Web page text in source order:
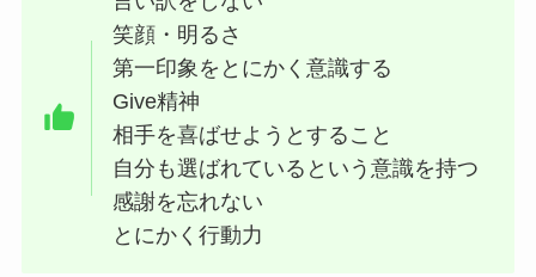
笑顔・明るさ
第一印象をとにかく意識する
Give精神
相手を喜ばせようとすること
自分も選ばれているという意識を持つ
感謝を忘れない
とにかく行動力